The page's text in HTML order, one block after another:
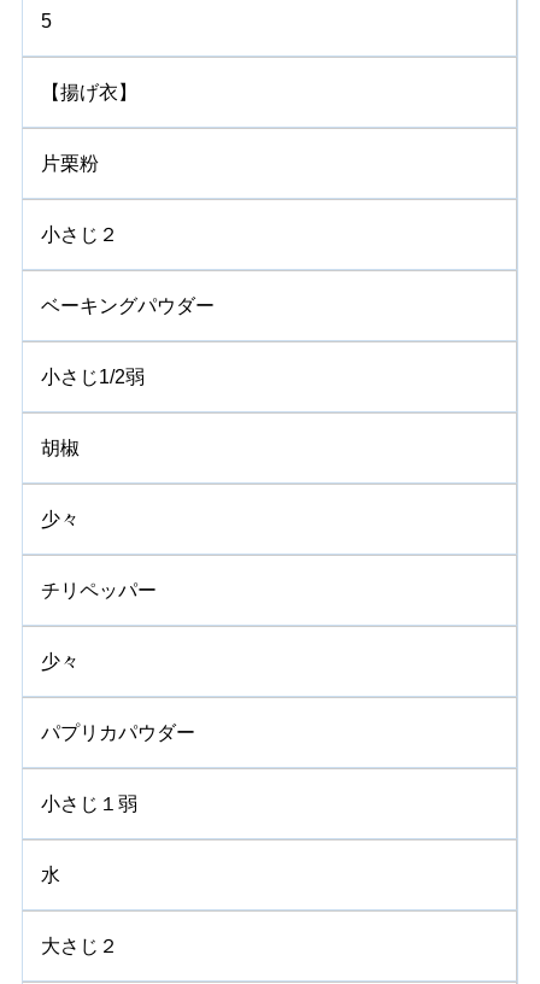
5
【揚げ衣】
片栗粉
小さじ２
ベーキングパウダー
小さじ1/2弱
胡椒
少々
チリペッパー
少々
パプリカパウダー
小さじ１弱
水
大さじ２